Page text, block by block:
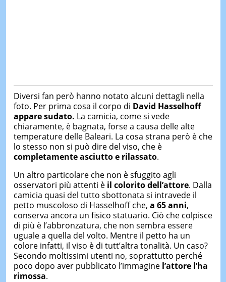
Diversi fan però hanno notato alcuni dettagli nella
foto. Per prima cosa il corpo di David Hasselhoff
appare sudato. La camicia, come si vede
chiaramente, è bagnata, forse a causa delle alte
temperature delle Baleari. La cosa strana però è che
lo stesso non si può dire del viso, che è
completamente asciutto e rilassato.
Un altro particolare che non è sfuggito agli
osservatori più attenti è il colorito dell’attore. Dalla
camicia quasi del tutto sbottonata si intravede il
petto muscoloso di Hasselhoff che, a 65 anni,
conserva ancora un fisico statuario. Ciò che colpisce
di più è l’abbronzatura, che non sembra essere
uguale a quella del volto. Mentre il petto ha un
colore infatti, il viso è di tutt’altra tonalità. Un caso?
Secondo moltissimi utenti no, soprattutto perché
poco dopo aver pubblicato l’immagine l’attore l’ha
rimossa.